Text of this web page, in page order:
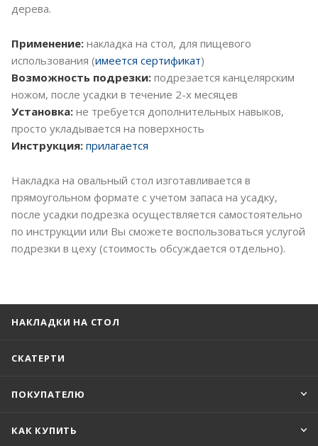
дерева.
Применение: накладка на стол, для пищевого
использования (имеется сертификат)
Возможность подрезки: подрезается канцелярским
ножом, после усадки в течение 2-х месяцев
Установка: не требуется дополнительных навыков,
просто укладывается на поверхность
Инструкция: прилагается
Накладка на овальный стол изготавливается в
прямоугольном формате с учетом запаса на усадку,
после усадки подрезка осуществляется самостоятельно
по инструкции или Вы сможете воспользоваться услугой
подрезки в цеху (стоимость обсуждается отдельно).
НАКЛАДКИ НА СТОЛ
СКАТЕРТИ
ПОКУПАТЕЛЮ
КАК КУПИТЬ